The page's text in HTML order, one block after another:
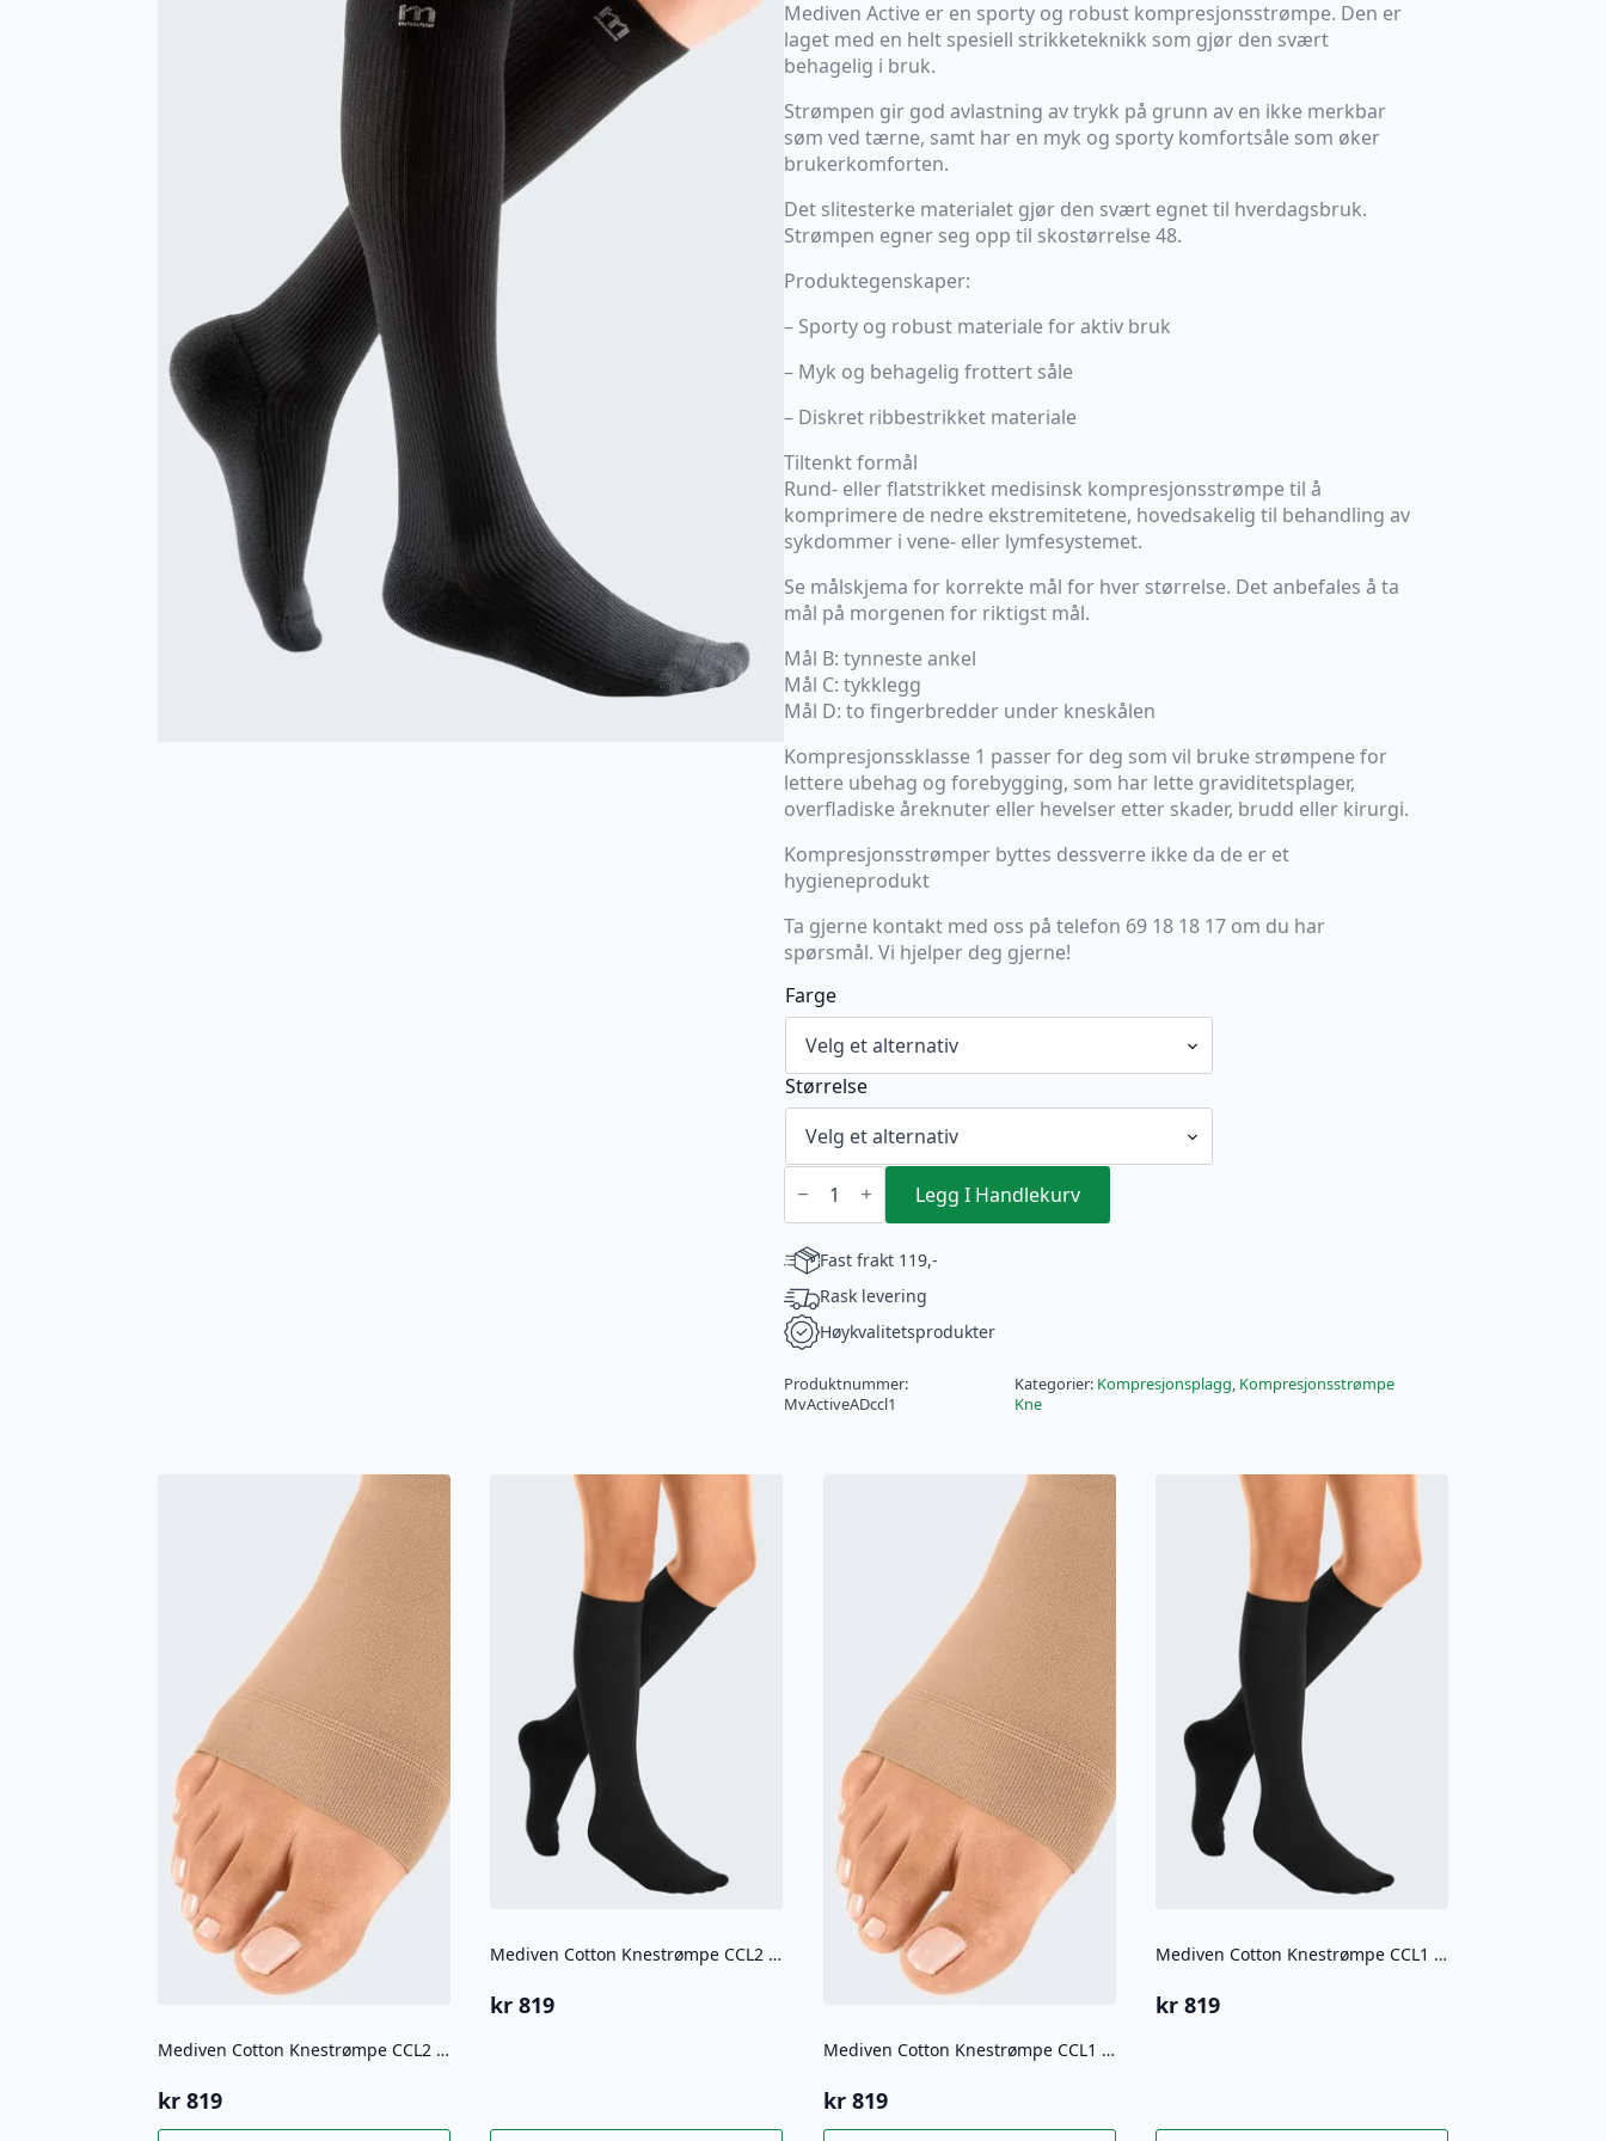
Mediven Active er en sporty og robust kompresjonsstrømpe. Den er
laget med en helt spesiell strikketeknikk som gjør den svært
behagelig i bruk.
Strømpen gir god avlastning av trykk på grunn av en ikke merkbar
søm ved tærne, samt har en myk og sporty komfortsåle som øker
brukerkomforten.
Det slitesterke materialet gjør den svært egnet til hverdagsbruk.
Strømpen egner seg opp til skostørrelse 48.
Produktegenskaper:
– Sporty og robust materiale for aktiv bruk
– Myk og behagelig frottert såle
– Diskret ribbestrikket materiale
Tiltenkt formål
Rund- eller flatstrikket medisinsk kompresjonsstrømpe til å
komprimere de nedre ekstremitetene, hovedsakelig til behandling av
sykdommer i vene- eller lymfesystemet.
Se målskjema for korrekte mål for hver størrelse. Det anbefales å ta
mål på morgenen for riktigst mål.
Mål B: tynneste ankel
Mål C: tykklegg
Mål D: to fingerbredder under kneskålen
Kompresjonssklasse 1 passer for deg som vil bruke strømpene for
lettere ubehag og forebygging, som har lette graviditetsplager,
overfladiske åreknuter eller hevelser etter skader, brudd eller kirurgi.
Kompresjonsstrømper byttes dessverre ikke da de er et
hygieneprodukt
Ta gjerne kontakt med oss på telefon 69 18 18 17 om du har
spørsmål. Vi hjelper deg gjerne!
Farge
Størrelse
Mediven
Active
Herre
CCL
1
antall
Legg I Handlekurv
Fast frakt 119,-
Rask levering
Høykvalitetsprodukter
Produktnummer:
MvActiveADccl1
Kategorier: Kompresjonsplagg, Kompresjonsstrømpe
Kne
Mediven Cotton Knestrømpe CCL2 Åpen Tå
kr 819
Mediven Cotton Knestrømpe CCL2 Lukket tå
kr 819
Mediven Cotton Knestrømpe CCL1 Åpen tå
kr819
Mediven Cotton Knestrømpe CCL1 Lukket tå
kr 819